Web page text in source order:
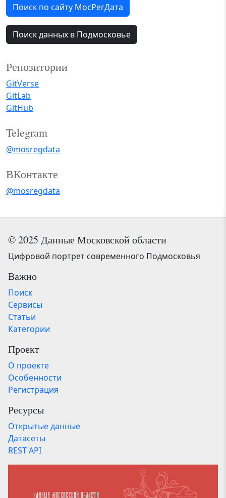
Поиск по сайту МосРегДата
Поиск данных в Подмосковье
Репозитории
GitVerse
GitLab
GitHub
Telegram
@mosregdata
ВКонтакте
@mosregdata
© 2025 Данные Московской области
Цифровой портрет современного Подмосковья
Важно
Поиск
Сервисы
Статьи
Категории
Проект
О проекте
Особенности
Регистрация
Ресурсы
Открытые данные
Датасеты
REST API